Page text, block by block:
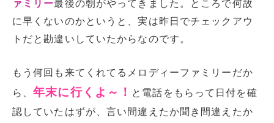
ァミリー最後の朝がやってきました。ところで何故
に早くないのかというと、実は昨日でチェックアウ
トだと勘違いしていたからなのです。
もう何回も来てくれてるメロディーファミリーだか
ら、年末に行くよ～！ と電話をもらって日付を確
認していたはずが、言い間違えたか聞き間違えたか